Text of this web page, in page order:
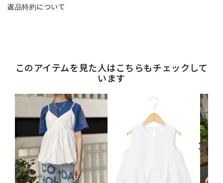
返品特約について
このアイテムを見た人はこちらもチェックして
います